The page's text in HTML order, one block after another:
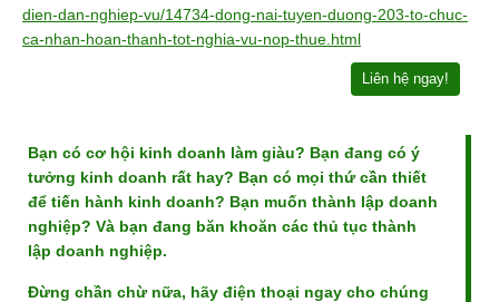
dien-dan-nghiep-vu/14734-dong-nai-tuyen-duong-203-to-chuc-
ca-nhan-hoan-thanh-tot-nghia-vu-nop-thue.html
Liên hệ ngay!
Bạn có cơ hội kinh doanh làm giàu? Bạn đang có ý
tưởng kinh doanh rất hay? Bạn có mọi thứ cần thiết
để tiến hành kinh doanh? Bạn muốn thành lập doanh
nghiệp? Và bạn đang băn khoăn các thủ tục thành
lập doanh nghiệp.
Đừng chần chừ nữa, hãy điện thoại ngay cho chúng